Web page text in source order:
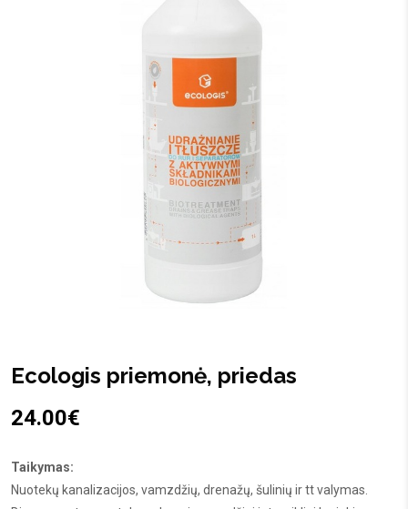
Ecologis priemonė, priedas
24.00€
Taikymas:
Nuotekų kanalizacijos, vamzdžių, drenažų, šulinių ir tt valymas.